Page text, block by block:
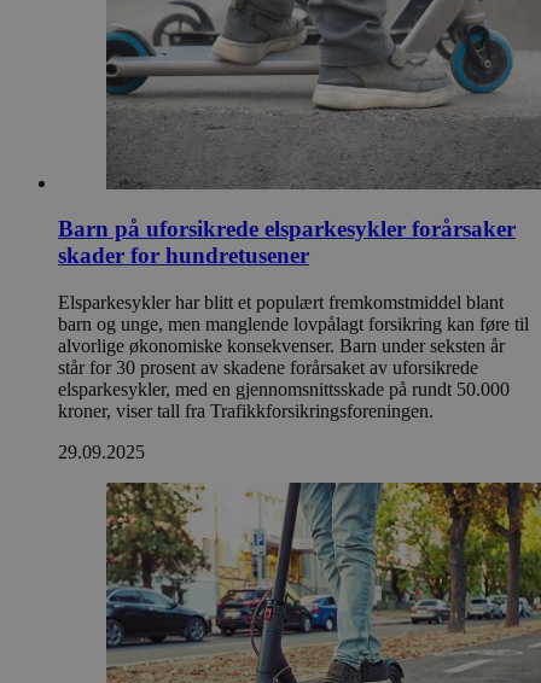
Barn på uforsikrede elsparkesykler forårsaker
skader for hundretusener
Elsparkesykler har blitt et populært fremkomstmiddel blant
barn og unge, men manglende lovpålagt forsikring kan føre til
alvorlige økonomiske konsekvenser. Barn under seksten år
står for 30 prosent av skadene forårsaket av uforsikrede
elsparkesykler, med en gjennomsnittsskade på rundt 50.000
kroner, viser tall fra Trafikkforsikringsforeningen.
29.09.2025